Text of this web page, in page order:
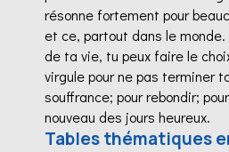
résonne fortement pour
et ce, partout dans le
de ta vie, tu peux faire le
virgule pour ne pas terminer
souffrance; pour rebondir;
nouveau des jours heureux.
Tables thématiques